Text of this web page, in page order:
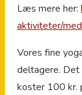
Læs mere her:
aktiviteter/
Vores fine
deltagere. Det
koster 100 kr.